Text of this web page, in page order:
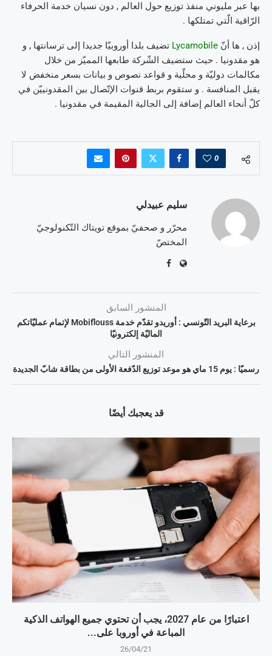
بها عبر مليوني منفذ توزيع حول العالم , دون نسيان خدمة الحرفاء
الرّاقية الّتي تمتلكها .
إذن , ها أنّ
تضيف بلدا أوروبيّا جديدا إلى ترسانتها , و
هو مقدونيا . حيث ستضيف الشّركة طابعها المميّز من خلال
مكالمات دوليّة و محلّية و قواعد نصوص و بيانات بسعر منخفض لا
يقبل المنافسة . و ستقوم بربط قنوات الإتّصال بين المقدونييّن في
كلّ أنحاء العالم إضافة إلى الجالية المقيمة في مقدونيا .
0
سليم عبيدلي
محرّر و صحفيّ بموقع تويتاك التّكنولوجيّ
المختصّ
المنشور السابق
برعاية البريد التّونسي : أوريدو تقدّم خدمة Mobiflouss لإتمام عمليّاتكم
الماليّة إلكترونيّا
المنشور التالي
رسميّا : يوم 15 ماي هو موعد توزيع الدّفعة الأولى من بطاقة شابّ الجديدة
قد يعجبك أيضًا
اعتبارًا من عام 2027، يجب أن تحتوي جميع الهواتف الذكية
المباعة في أوروبا على...
26/04/21